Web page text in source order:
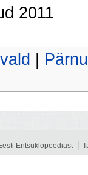
2011
Entsüklopeediast